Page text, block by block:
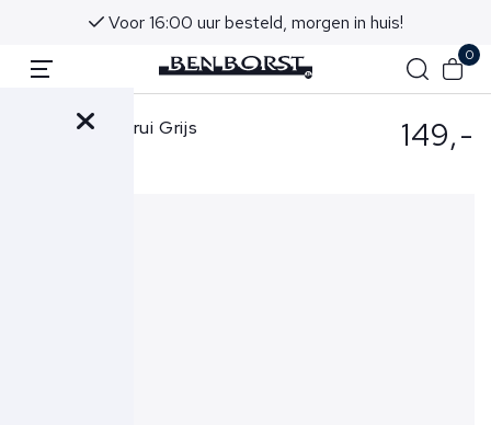
Voor 16:00 uur besteld, morgen in huis!
0
Gran Sasso Trui Grijs 149,-